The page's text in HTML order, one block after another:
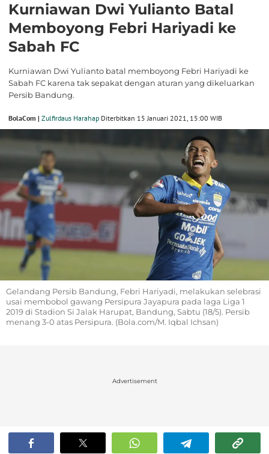
Kurniawan Dwi Yulianto Batal
Memboyong Febri Hariyadi ke
Sabah FC
Kurniawan Dwi Yulianto batal memboyong Febri Hariyadi ke
Sabah FC karena tak sepakat dengan aturan yang dikeluarkan
Persib Bandung.
BolaCom | Zulfirdaus Harahap Diterbitkan 15 Januari 2021, 15:00 WIB
Gelandang Persib Bandung, Febri Hariyadi, melakukan selebrasi
usai membobol gawang Persipura Jayapura pada laga Liga 1
2019 di Stadion Si Jalak Harupat, Bandung, Sabtu (18/5). Persib
menang 3-0 atas Persipura. (Bola.com/M. Iqbal Ichsan)
Advertisement